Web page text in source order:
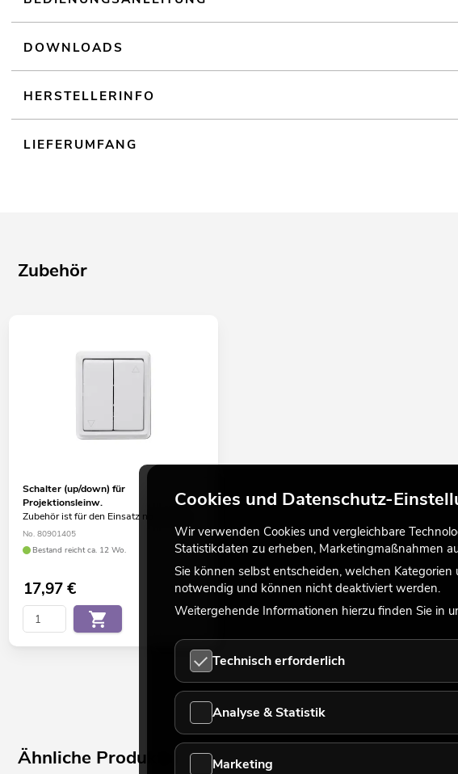
DOWNLOADS
HERSTELLERINFO
LIEFERUMFANG
Zubehör
Schalter (up/down) für
Projektionsleinw.
Zubehör ist für den Einsatz notwendig
No. 80901405
Bestand reicht ca. 12 Wo.
17,97€
Ähnliche Produkte
Cookies und Datenschutz-
Wir verwenden Cookies und vergleichbare
Statistikdaten zu erheben, Marketingmaßnahmen
Sie können selbst entscheiden, welchen
notwendig und können nicht deaktiviert werden.
Weitergehende Informationen hierzu finden Sie in
Technisch erforderlich
Analyse & Statistik
Marketing